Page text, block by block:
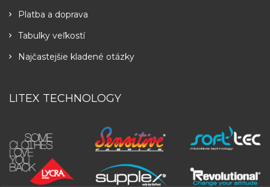
Platba a doprava
Tabulky veľkostí
Najčastejšie kladené otázky
LITEX TECHNOLOGY